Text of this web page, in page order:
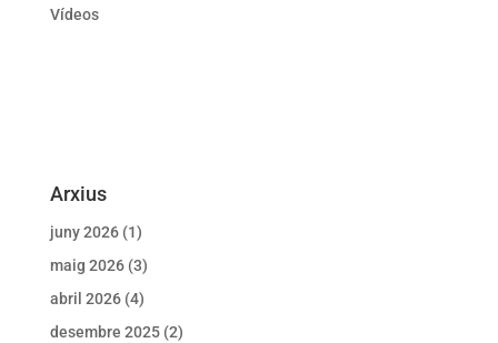
Vídeos
Arxius
juny 2026(1)
maig 2026(3)
abril 2026(4)
desembre 2025(2)